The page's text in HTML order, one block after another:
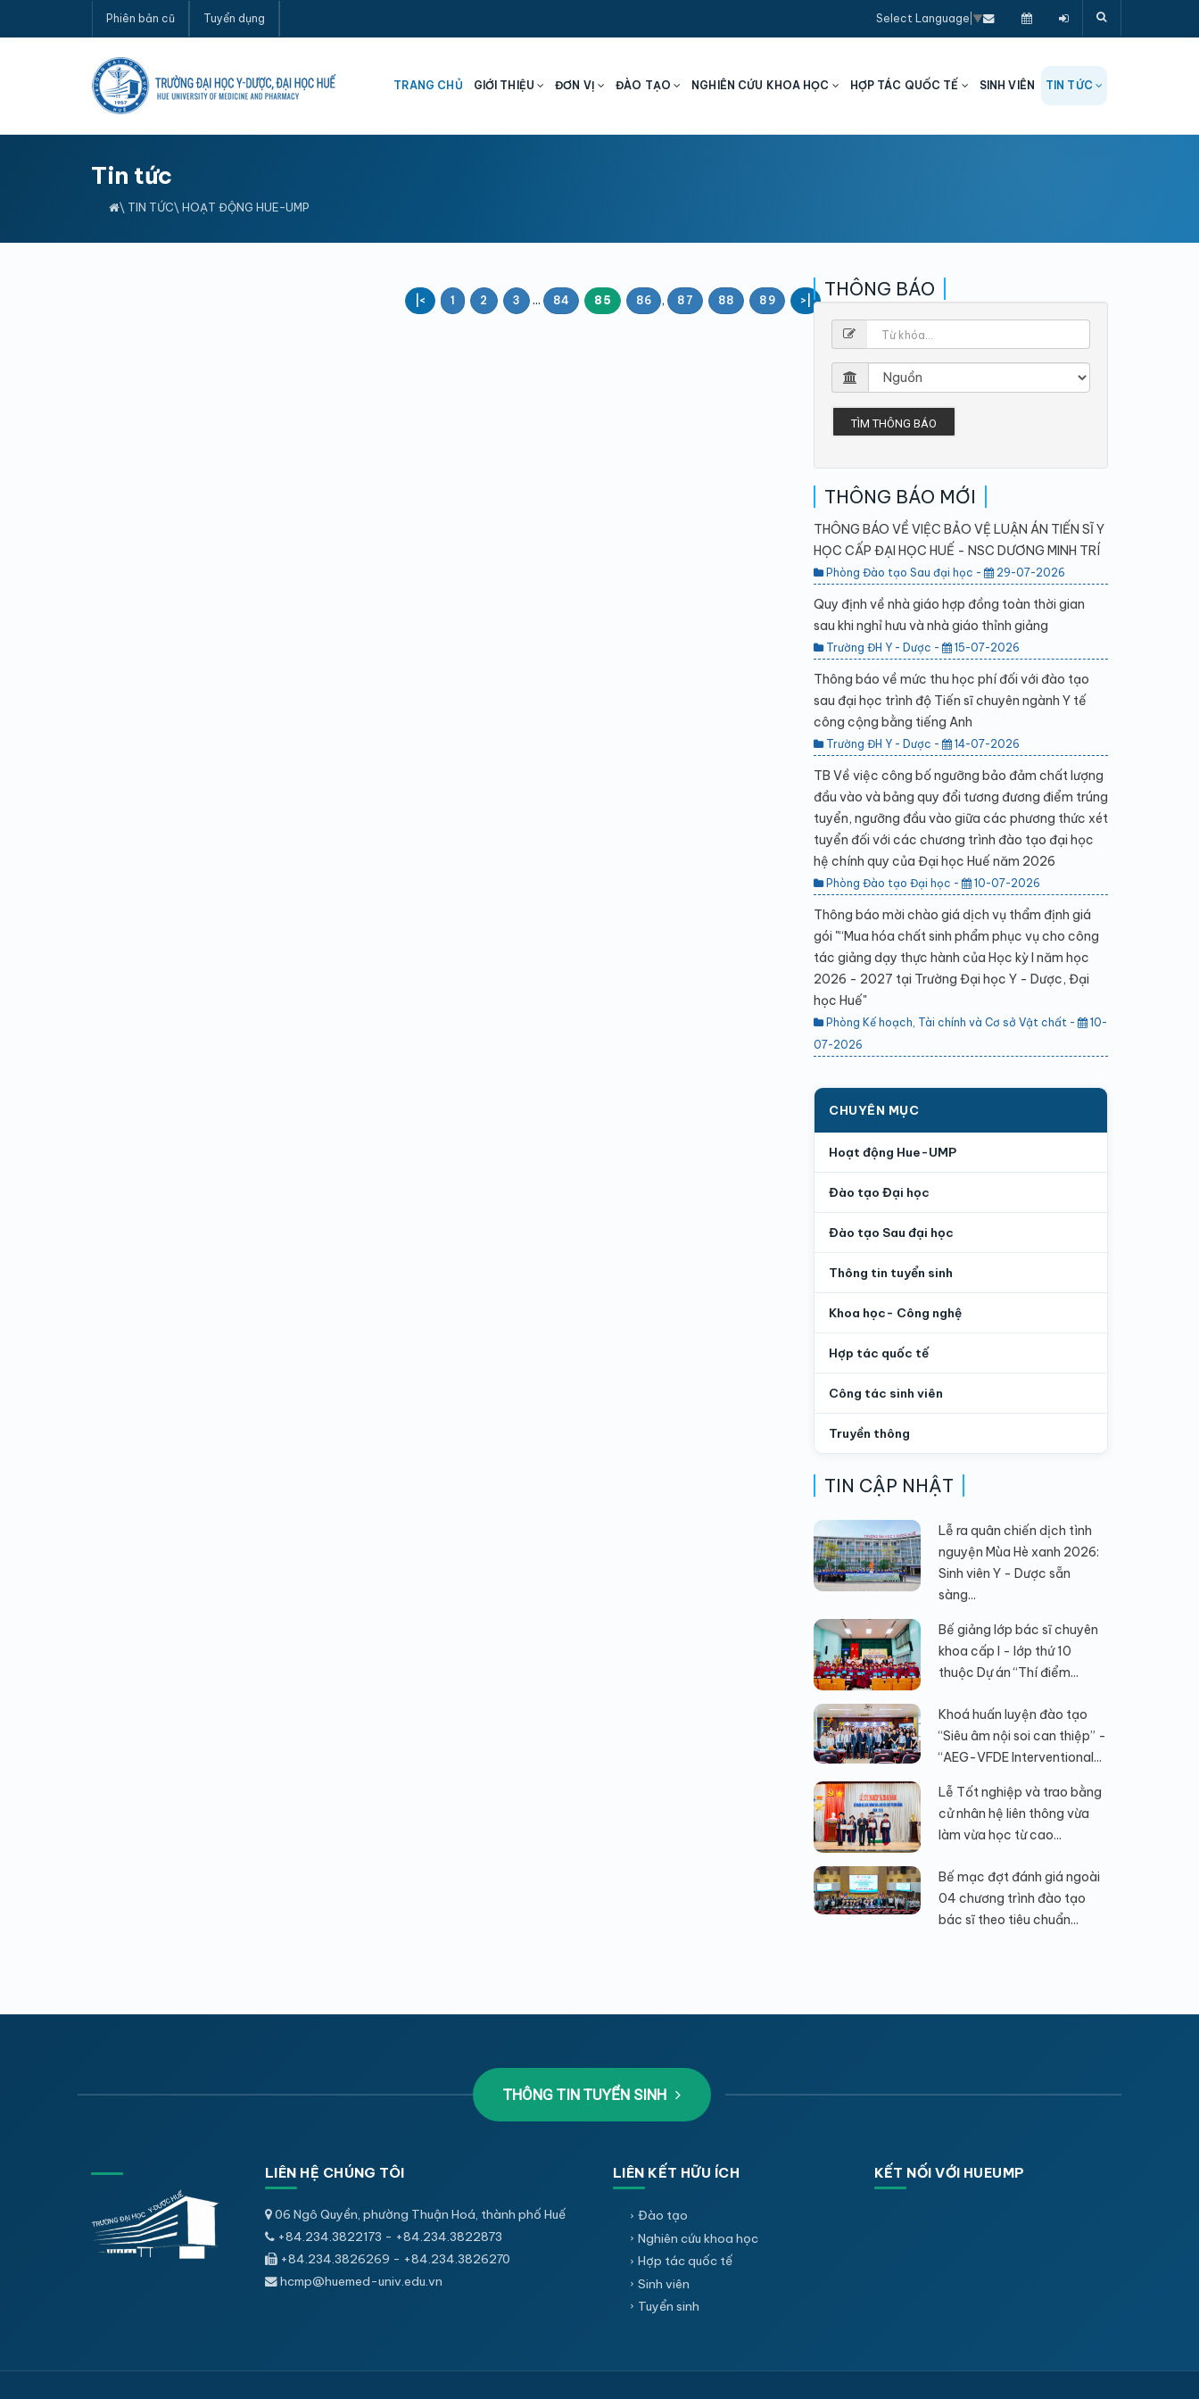
Phiên bản cũ Tuyển dụng Select Language ▼
TRANG CHỦ GIỚI THIỆU ĐƠN VỊ ĐÀO TẠO NGHIÊN CỨU KHOA HỌC HỢP TÁC QUỐC TẾ SINH VIÊN TIN TỨC
Tin tức
\ TIN TỨC\ HOẠT ĐỘNG HUE-UMP
|< 1 2 3 ... 84 85 86 , 87 88 89 >|
THÔNG BÁO
TÌM THÔNG BÁO
THÔNG BÁO MỚI
THÔNG BÁO VỀ VIỆC BẢO VỆ LUẬN ÁN TIẾN SĨ Y
HỌC CẤP ĐẠI HỌC HUẾ - NSC DƯƠNG MINH TRÍ
Phòng Đào tạo Sau đại học - 29-07-2026
Quy định về nhà giáo hợp đồng toàn thời gian
sau khi nghỉ hưu và nhà giáo thỉnh giảng
Trường ĐH Y - Dược - 15-07-2026
Thông báo về mức thu học phí đối với đào tạo
sau đại học trình độ Tiến sĩ chuyên ngành Y tế
công cộng bằng tiếng Anh
Trường ĐH Y - Dược - 14-07-2026
TB Về việc công bố ngưỡng bảo đảm chất lượng
đầu vào và bảng quy đổi tương đương điểm trúng
tuyển, ngưỡng đầu vào giữa các phương thức xét
tuyển đối với các chương trình đào tạo đại học
hệ chính quy của Đại học Huế năm 2026
Phòng Đào tạo Đại học - 10-07-2026
Thông báo mời chào giá dịch vụ thẩm định giá
gói "“Mua hóa chất sinh phẩm phục vụ cho công
tác giảng dạy thực hành của Học kỳ I năm học
2026 - 2027 tại Trường Đại học Y - Dược, Đại
học Huế"
Phòng Kế hoạch, Tài chính và Cơ sở Vật chất -
10-
07-2026
CHUYÊN MỤC
Hoạt động Hue-UMP
Đào tạo Đại học
Đào tạo Sau đại học
Thông tin tuyển sinh
Khoa học- Công nghệ
Hợp tác quốc tế
Công tác sinh viên
Truyền thông
TIN CẬP NHẬT
Lễ ra quân chiến dịch tình
nguyện Mùa Hè xanh 2026:
Sinh viên Y - Dược sẵn
sàng...
Bế giảng lớp bác sĩ chuyên
khoa cấp I - lớp thứ 10
thuộc Dự án “Thí điểm...
Khoá huấn luyện đào tạo
“Siêu âm nội soi can thiệp” -
“AEG-VFDE Interventional...
Lễ Tốt nghiệp và trao bằng
cử nhân hệ liên thông vừa
làm vừa học từ cao...
Bế mạc đợt đánh giá ngoài
04 chương trình đào tạo
bác sĩ theo tiêu chuẩn...
THÔNG TIN TUYỂN SINH
LIÊN HỆ CHÚNG TÔI
06 Ngô Quyền, phường Thuận Hoá, thành phố Huế
+84.234.3822173 - +84.234.3822873
+84.234.3826269 - +84.234.3826270
hcmp@huemed-univ.edu.vn
LIÊN KẾT HỮU ÍCH
Đào tạo
Nghiên cứu khoa học
Hợp tác quốc tế
Sinh viên
Tuyển sinh
KẾT NỐI VỚI HUEUMP